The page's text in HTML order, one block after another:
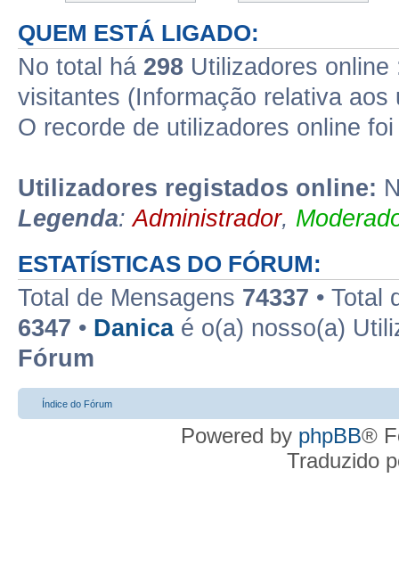
QUEM ESTÁ LIGADO:
No total há 298 Utilizadores
visitantes (Informação relativa
O recorde de utilizadores online
Utilizadores registados online:
Legenda:Administrador,
ESTATÍSTICAS DO FÓRUM:
Total de Mensagens 74337 • Total
6347 • Danicaé o(a) nosso(a)
Fórum
Índice do Fórum
Powered by phpBB®
Traduzido